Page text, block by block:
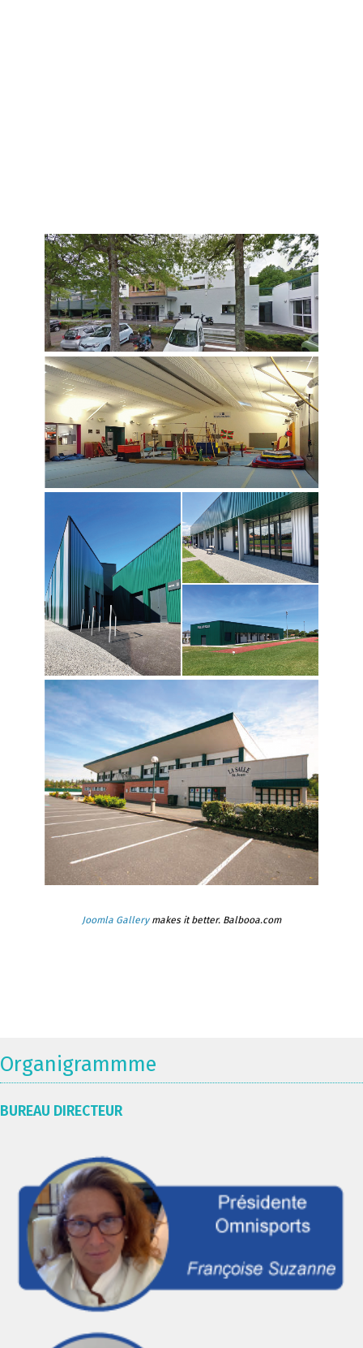
Joomla Gallerymakes it better. Balbooa.com
Organigrammme
BUREAU DIRECTEUR